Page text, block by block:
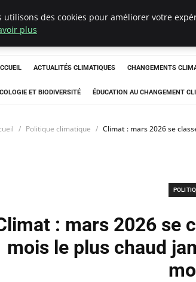
ACTUALITÉS CLIMATIQUES CHANGEMENTS
ET BIODIVERSITÉ ÉDUCATION AU CHANGEMENT
Politique climatique Climat : mars 2026 se
: mars 2026 se
mois le plus chaud
utilisons des cookies pour améliorer votre
plus